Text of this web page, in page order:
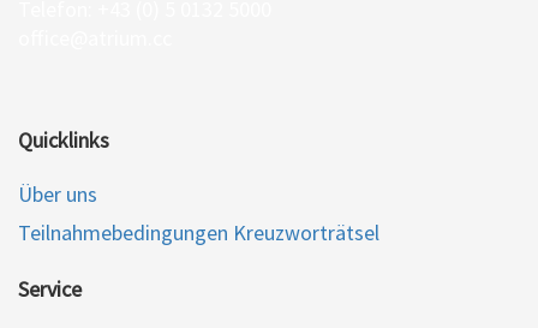
Quicklinks
Über uns
Teilnahmebedingungen Kreuzworträtsel
Service